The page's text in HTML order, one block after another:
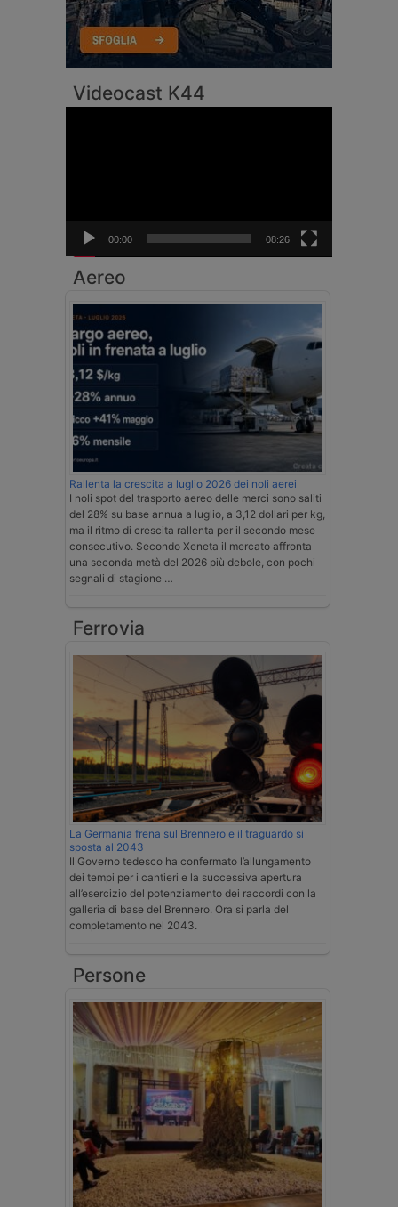
Videocast K44
00:00 08:26
Aereo
Rallenta la crescita a luglio 2026 dei noli aerei
I noli spot del trasporto aereo delle merci sono saliti
del 28% su base annua a luglio, a 3,12 dollari per kg,
ma il ritmo di crescita rallenta per il secondo mese
consecutivo. Secondo Xeneta il mercato affronta
una seconda metà del 2026 più debole, con pochi
segnali di stagione …
Ferrovia
La Germania frena sul Brennero e il traguardo si
sposta al 2043
Il Governo tedesco ha confermato l’allungamento
dei tempi per i cantieri e la successiva apertura
all’esercizio del potenziamento dei raccordi con la
galleria di base del Brennero. Ora si parla del
completamento nel 2043.
Persone